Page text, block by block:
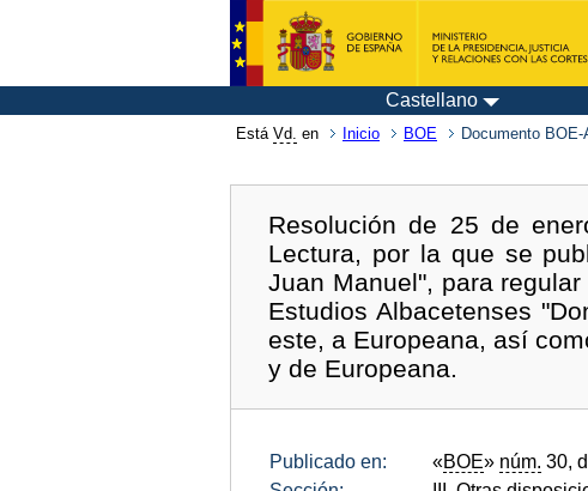
Castellano
Está Vd. en Inicio BOE Documento BOE-
Resolución de 25 de
Lectura, por la que se
Juan Manuel", para
Estudios Albacetenses
este, a Europeana, así
y de Europeana.
Publicado en: «BOE» núm. 30,